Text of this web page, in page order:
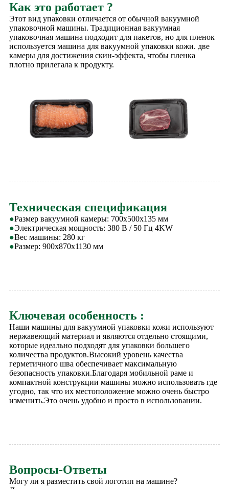
Как это работает ?
Этот вид упаковки отличается от обычной вакуумной
упаковочной машины. Традиционная вакуумная
упаковочная машина подходит для пакетов, но для пленок
используется машина для вакуумной упаковки кожи. две
камеры для достижения скин-эффекта, чтобы пленка
плотно прилегала к продукту.
Техническая спецификация
●Размер вакуумной камеры: 700x500x135 мм
●Электрическая мощность: 380 В / 50 Гц 4KW
●Вес машины: 280 кг
●Размер: 900x870x1130 мм
Ключевая особенность :
Наши машины для вакуумной упаковки кожи используют
нержавеющий материал и являются отдельно стоящими,
которые идеально подходят для упаковки большего
количества продуктов.Высокий уровень качества
герметичного шва обеспечивает максимальную
безопасность упаковки.Благодаря мобильной раме и
компактной конструкции машины можно использовать где
угодно, так что их местоположение можно очень быстро
изменить.Это очень удобно и просто в использовании.
Вопросы-Ответы
Могу ли я разместить свой логотип на машине?